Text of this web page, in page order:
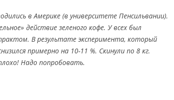
в Америке (в университете Пенсильвании).
действие зеленого кофе. У всех был
В результате эксперимента, который
примерно на 10-11 %. Скинули по 8 кг.
Надо попробовать.